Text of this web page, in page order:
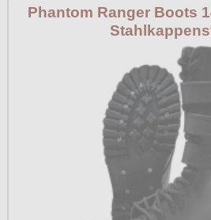
Sinister
Spin
Surplus
Vixxsin
Voodoo
Warrior
Mods
Phantom Ranger Boots